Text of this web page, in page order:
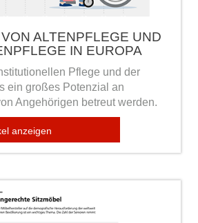
ALTENPFLEGE UND
IN EUROPA
Pflege und der
ein großes Potenzial an
Angehörigen betreut werden.
anzeigen